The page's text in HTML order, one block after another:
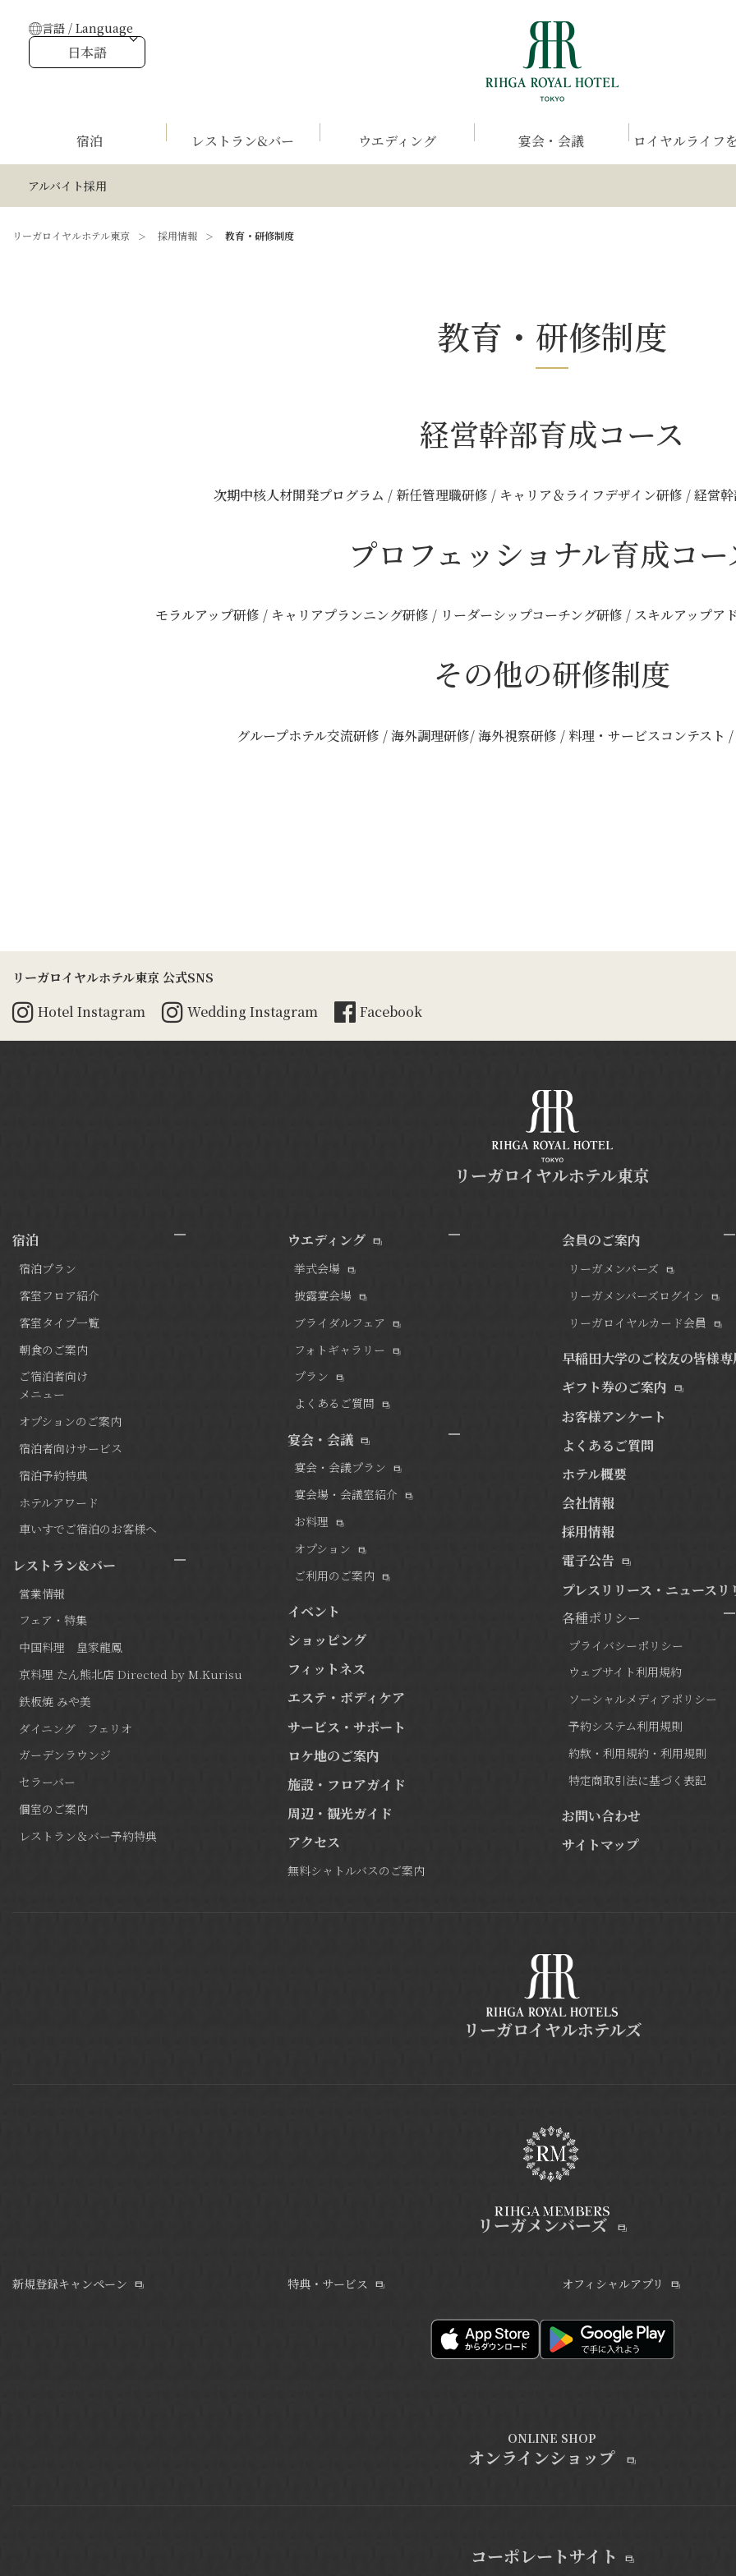
言語 / Language
日本語
宿泊 レストラン&バー ウエディング 宴会・会議 ロイヤルライフ
アルバイト採用
リーガロイヤルホテル東京 採用情報 教育・研修制度
教育・研修制度
経営幹部育成コース
次期中核人材開発プログラム / 新任管理職研修 / キャリア＆ライフデザイン研修 / 経営
プロフェッショナル育成コー
モラルアップ研修 / キャリアプランニング研修 / リーダーシップコーチング研修 / スキルアップ
その他の研修制度
グループホテル交流研修 / 海外調理研修/ 海外視察研修 / 料理・サービスコンテス
リーガロイヤルホテル東京 公式SNS
Hotel Instagram Wedding Instagram Facebook
リーガロイヤルホテル東京
宿泊
宿泊プラン
客室フロア紹介
客室タイプ一覧
朝食のご案内
ご宿泊者向け
メニュー
オプションのご案内
宿泊者向けサービス
宿泊予約特典
ホテルアワード
車いすでご宿泊のお客様へ
レストラン&バー
営業情報
フェア・特集
中国料理 皇家龍鳳
京料理 たん熊北店 Directed by M.Kurisu
鉄板焼 みや美
ダイニング フェリオ
ガーデンラウンジ
セラーバー
個室のご案内
レストラン＆バー予約特典
ウエディング
挙式会場
披露宴会場
ブライダルフェア
フォトギャラリー
プラン
よくあるご質問
宴会・会議
宴会・会議プラン
宴会場・会議室紹介
お料理
オプション
ご利用のご案内
イベント
ショッピング
フィットネス
エステ・ボディケア
サービス・サポート
ロケ地のご案内
施設・フロアガイド
周辺・観光ガイド
アクセス
無料シャトルバスのご案内
会員のご案内
リーガメンバーズ
リーガメンバーズログイン
リーガロイヤルカード会員
早稲田大学のご校友の皆様
ギフト券のご案内
お客様アンケート
よくあるご質問
ホテル概要
会社情報
採用情報
電子公告
プレスリリース・ニュースリ
各種ポリシー
プライバシーポリシー
ウェブサイト利用規約
ソーシャルメディアポリシー
予約システム利用規則
約款・利用規約・利用規則
特定商取引法に基づく表記
お問い合わせ
サイトマップ
リーガロイヤルホテルズ
リーガメンバーズ
新規登録キャンペーン 特典・サービス オフィシャルアプリ
ONLINE SHOP
オンラインショップ
コーポレートサイト